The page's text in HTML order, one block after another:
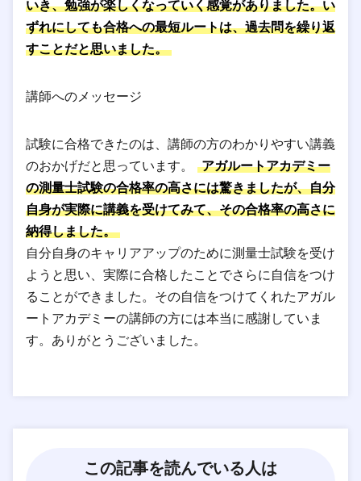
いき、勉強が楽しくなっていく感覚がありました。い
ずれにしても合格への最短ルートは、過去問を繰り返
すことだと思いました。
講師へのメッセージ
試験に合格できたのは、講師の方のわかりやすい講義
のおかげだと思っています。
アガルートアカデミー
の測量士試験の合格率の高さには驚きましたが、自分
自身が実際に講義を受けてみて、その合格率の高さに
納得しました。
自分自身のキャリアアップのために測量士試験を受け
ようと思い、実際に合格したことでさらに自信をつけ
ることができました。その自信をつけてくれたアガル
ートアカデミーの講師の方には本当に感謝していま
す。ありがとうございました。
この記事を読んでいる人は